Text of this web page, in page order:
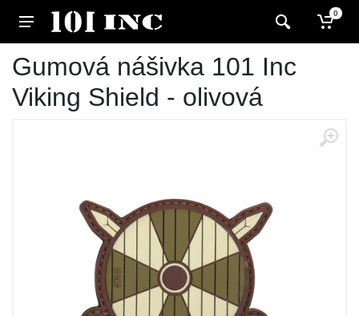
0
Gumová nášivka 101 Inc
Viking Shield - olivová